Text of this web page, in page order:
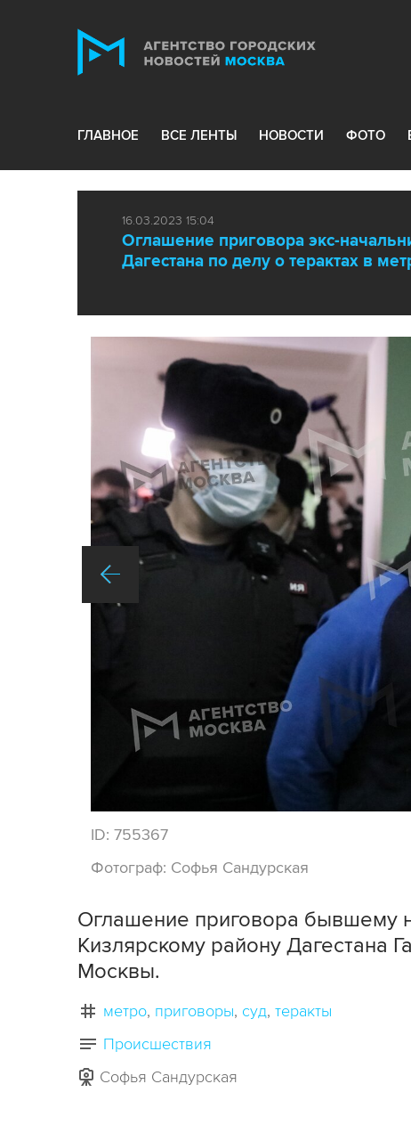
ГЛАВНОЕ ВСЕ ЛЕНТЫ НОВОСТИ ФОТО
16.03.2023 15:04
Оглашение приговора экс-
Дагестана по делу о терактах в
ID: 755367
Фотограф: Софья Сандурская
Оглашение приговора бывшему
Кизлярскому району Дагестана
Москвы.
метро приговоры суд теракты
Происшествия
Софья Сандурская